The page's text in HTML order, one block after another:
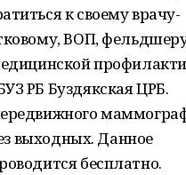
к своему врачу-
ВОП,
РБ Буздякская ЦРБ.
выходных. Данное
бесплатно.